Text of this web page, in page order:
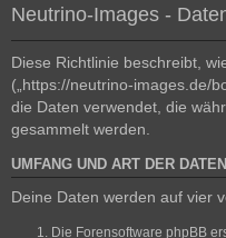
Neutrino-Images -
Diese Richtlinie beschreibt,
(„https://neutrino-images.de/
die Daten verwendet, die
gesammelt werden.
UMFANG UND ART DER
Deine Daten werden auf vier
Die Forensoftware phpBB